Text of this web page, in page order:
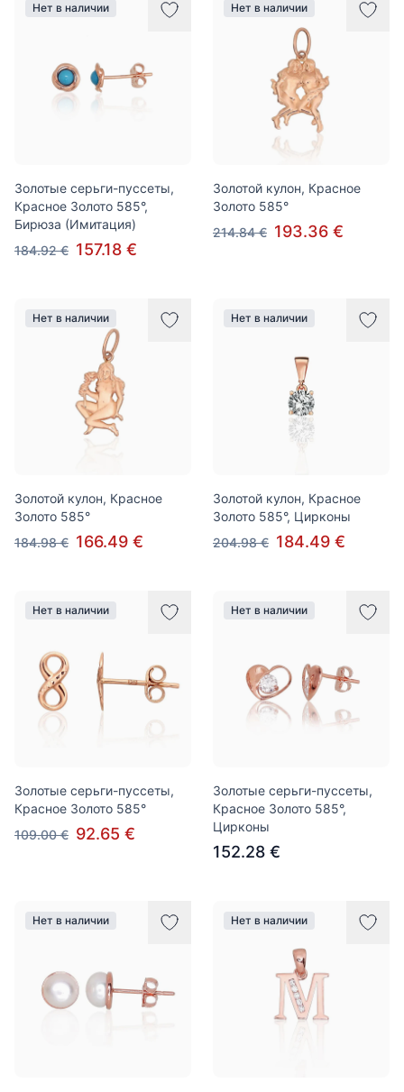
Нет в наличии
Золотые серьги-пуссеты,
Красное Золото 585°,
Бирюза (Имитация)
184.92 € 157.18 €
Нет в наличии
Золотой кулон, Красное
Золото 585°
214.84 € 193.36 €
Нет в наличии
Золотой кулон, Красное
Золото 585°
184.98 € 166.49 €
Нет в наличии
Золотой кулон, Красное
Золото 585°, Цирконы
204.98 € 184.49 €
Нет в наличии
Золотые серьги-пуссеты,
Красное Золото 585°
109.00 € 92.65 €
Нет в наличии
Золотые серьги-пуссеты,
Красное Золото 585°,
Цирконы
152.28 €
Нет в наличии Нет в наличии